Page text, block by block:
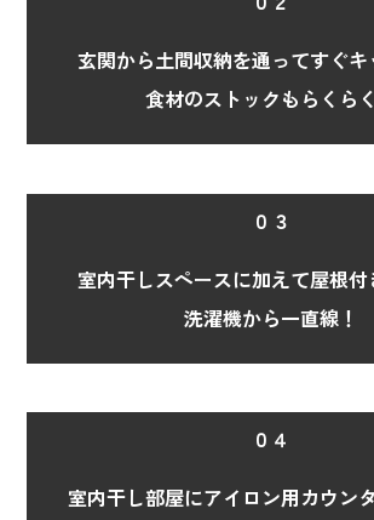
玄関から土間収納を通ってすぐキ
食材のストックもらくらく
０３
室内干しスペースに加えて屋根付
洗濯機から一直線！
０４
室内干し部屋にアイロン用カウン